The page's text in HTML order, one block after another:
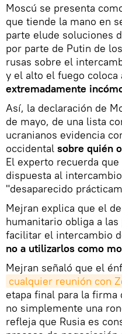
Moscú se presenta
que tiende la mano en
parte elude soluciones
por parte de Putin de
rusas sobre el
y el alto el fuego coloca
extremadamente
Así, la declaración de
de mayo, de una lista
ucranianos evidencia
occidental sobre quién
El experto recuerda
dispuesta al
"desaparecido
Mejran explica que el
humanitario obliga a
facilitar el intercambio
no a utilizarlos como
Mejran señaló que el
cualquier reunión con
etapa final para la
no simplemente una
refleja que Rusia es